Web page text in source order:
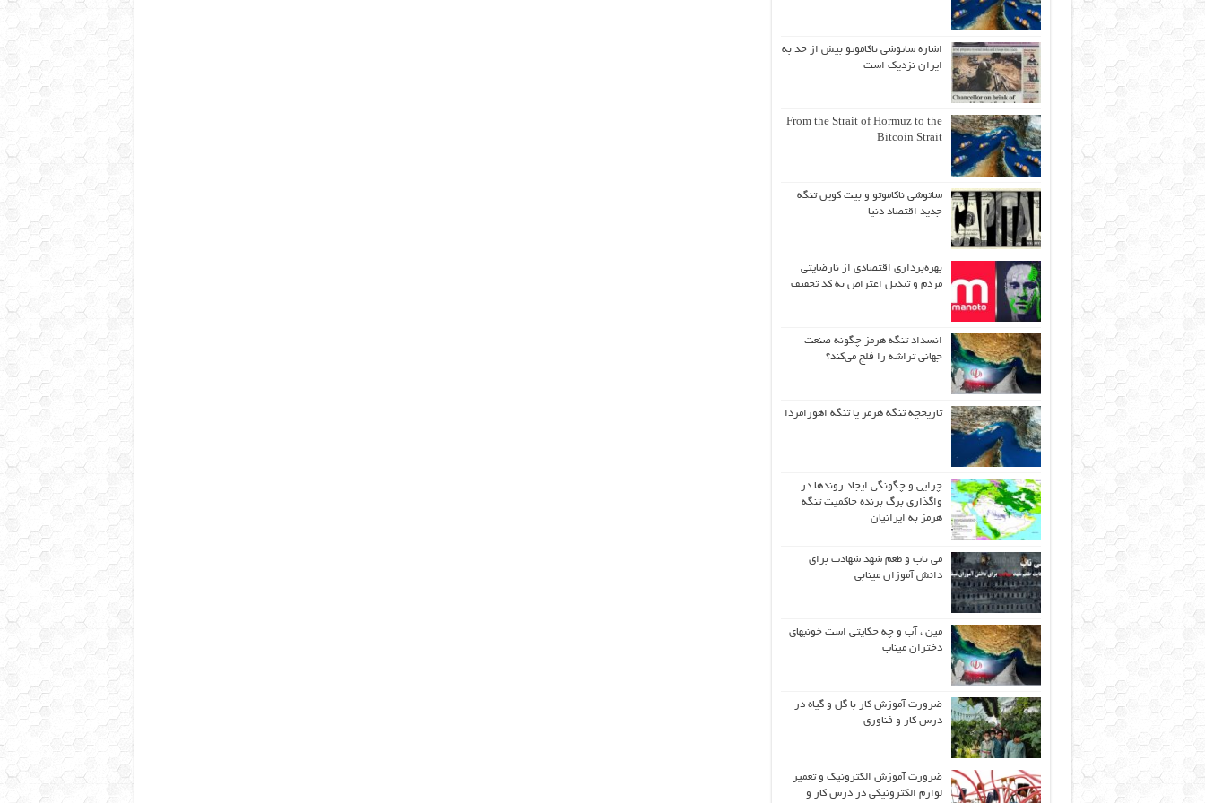
اشاره ساتوشی ناکاموتو بیش از حد به
ایران نزدیک است
From the Strait of Hormuz to the
Bitcoin Strait
ساتوشی ناکاموتو و بیت کوین تنگه
جدید اقتصاد دنیا
بهره‌برداری اقتصادی از نارضایتی
مردم و تبدیل اعتراض به کد تخفیف
انسداد تنگه هرمز چگونه صنعت
جهانی تراشه را فلج می‌کند؟
تاریخچه تنگه هرمز یا تنگه اهورامزدا
چرایی و چگونگی ایجاد روندها در
واگذاری برگ برنده حاکمیت تنگه
هرمز به ایرانیان
می ناب و طعم شهد شهادت برای
دانش آموزان مینابی
مین ، آب و چه حکایتی است خونبهای
دختران میناب
ضرورت آموزش کار با گل و گیاه در
درس کار و فناوری
ضرورت آموزش الکترونیک و تعمیر
لوازم الکترونیکی در درس کار و